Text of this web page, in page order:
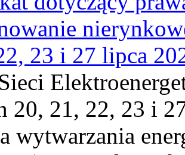
23 i 27 lipca
20, 21, 22, 23 i
wytwarzania